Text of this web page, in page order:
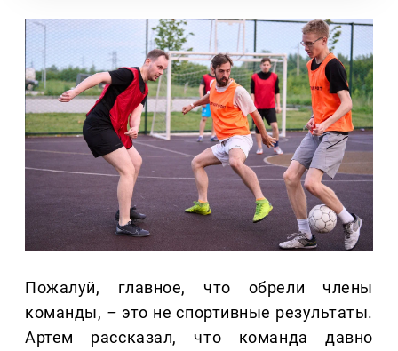
Пожалуй, главное, что обрели члены
команды, – это не спортивные результаты.
Артем рассказал, что команда давно